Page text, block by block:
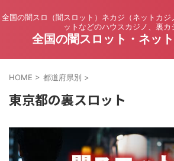
全国の闇スロ（闇スロット）ネカジ（ネットカ
ットなどのハウスカジノ、裏カ
全国の闇スロット・ネッ
HOME > 都道府県別 >
東京都の裏スロット